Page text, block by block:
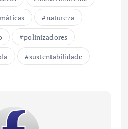
natureza
polinizadores
sustentabilidade